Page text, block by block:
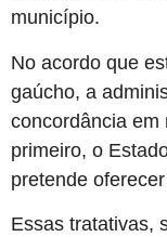
município.
No acordo que
gaúcho, a
concordância em
primeiro, o
pretende
Essas tratativas,